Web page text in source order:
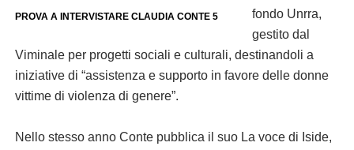
PROVA A INTERVISTARE CLAUDIA CONTE 5
fondo Unrra,
gestito dal
Viminale per progetti sociali e culturali, destinandoli a
iniziative di “assistenza e supporto in favore delle donne
vittime di violenza di genere”.
Nello stesso anno Conte pubblica il suo La voce di Iside,